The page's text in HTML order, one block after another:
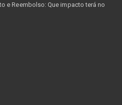
e Reembolso: Que impacto terá no